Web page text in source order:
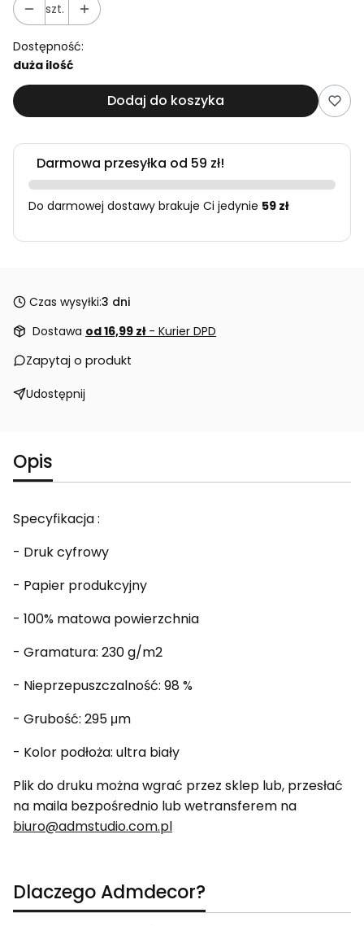
szt.
Dostępność:
duża ilość
Dodaj do koszyka
Darmowa przesyłka od 59 zł!
Do darmowej dostawy brakuje Ci jedynie 59 zł
Czas wysyłki:3 dni
Dostawa od 16,99 zł - Kurier DPD
Zapytaj o produkt
Udostępnij
Opis
Specyfikacja :
- Druk cyfrowy
- Papier produkcyjny
- 100% matowa powierzchnia
- Gramatura: 230 g/m2
- Nieprzepuszczalność: 98 %
- Grubość: 295 μm
- Kolor podłoża: ultra biały
Plik do druku można wgrać przez sklep lub, przesłać
na maila bezpośrednio lub wetransferem na
biuro@admstudio.com.pl
Dlaczego Admdecor?